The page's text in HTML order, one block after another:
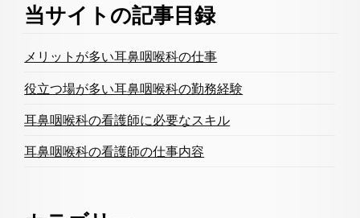
当サイトの記事目録
メリットが多い耳鼻咽喉科の仕事
役立つ場が多い耳鼻咽喉科の勤務経験
耳鼻咽喉科の看護師に必要なスキル
耳鼻咽喉科の看護師の仕事内容